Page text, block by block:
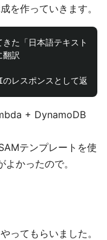
を作っていきます。
た「日本語テキスト」
訳
+ DynamoDB
テンプレートを使
かったので。
ってもらいました。